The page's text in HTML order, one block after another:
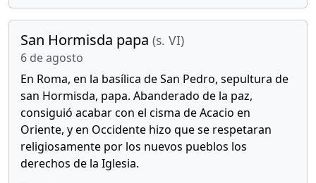
San Hormisda papa (s. VI)
6 de agosto
En Roma, en la basílica de San Pedro, sepultura de
san Hormisda, papa. Abanderado de la paz,
consiguió acabar con el cisma de Acacio en
Oriente, y en Occidente hizo que se respetaran
religiosamente por los nuevos pueblos los
derechos de la Iglesia.